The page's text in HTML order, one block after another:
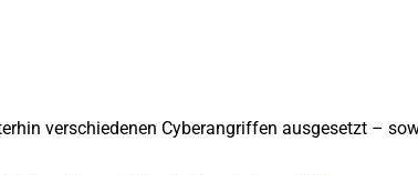
verschiedenen Cyberangriffen ausgesetzt –